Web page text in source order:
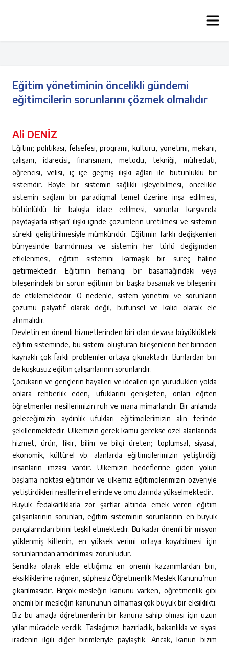
Eğitim yönetiminin öncelikli gündemi
eğitimcilerin sorunlarını çözmek olmalıdır
Ali DENİZ
Eğitim; politikası, felsefesi, programı, kültürü, yönetimi, mekanı,
çalışanı, idarecisi, finansmanı, metodu, tekniği, müfredatı,
öğrencisi, velisi, iç içe geçmiş ilişki ağları ile bütünlüklü bir
sistemdir. Böyle bir sistemin sağlıklı işleyebilmesi, öncelikle
sistemin sağlam bir paradigmal temel üzerine inşa edilmesi,
bütünlüklü bir bakışla idare edilmesi, sorunlar karşısında
paydaşlarla istişarî ilişki içinde çözümlerin üretilmesi ve sistemin
sürekli gelişitirilmesiyle mümkündür. Eğitimin farklı değişkenleri
bünyesinde barındırması ve sistemin her türlü değişimden
etkilenmesi, eğitim sistemini karmaşık bir süreç hâline
getirmektedir. Eğitimin herhangi bir basamağındaki veya
bileşenindeki bir sorun eğitimin bir başka basamak ve bileşenini
de etkilemektedir. O nedenle, sistem yönetimi ve sorunların
çözümü palyatif olarak değil, bütünsel ve kalıcı olarak ele
alınmalıdır.
Devletin en önemli hizmetlerinden biri olan devasa büyüklükteki
eğitim sisteminde, bu sistemi oluşturan bileşenlerin her birinden
kaynaklı çok farklı problemler ortaya çıkmaktadır. Bunlardan biri
de kuşkusuz eğitim çalışanlarının sorunlarıdır.
Çocukarın ve gençlerin hayalleri ve idealleri için yürüdükleri yolda
onlara rehberlik eden, ufuklarını genişleten, onları eğiten
öğretmenler nesillerimizin ruh ve mana mimarlarıdır. Bir anlamda
geleceğimizin aydınlık ufukları eğitimcilerimizin alın terinde
şekillenmektedir. Ülkemizin gerek kamu gerekse özel alanlarında
hizmet, ürün, fikir, bilim ve bilgi üreten; toplumsal, siyasal,
ekonomik, kültürel vb. alanlarda eğitimcilerimizin yetiştirdiği
insanların imzası vardır. Ülkemizin hedeflerine giden yolun
başlama noktası eğitimdir ve ülkemiz eğitimcilerimizin özveriyle
yetiştirdikleri nesillerin ellerinde ve omuzlarında yükselmektedir.
Büyük fedakârlıklarla zor şartlar altında emek veren eğitim
çalışanlarının sorunları, eğitim sisteminin sorunlarının en büyük
parçalarından birini teşkil etmektedir. Bu kadar önemli bir misyon
yüklenmiş kitlenin, en yüksek verimi ortaya koyabilmesi için
sorunlarından arındırılması zorunludur.
Sendika olarak elde ettiğimiz en önemli kazanımlardan biri,
eksikliklerine rağmen, şüphesiz Öğretmenlik Meslek Kanunu’nun
çıkarılmasıdır. Birçok mesleğin kanunu varken, öğretmenlik gibi
önemli bir mesleğin kanununun olmaması çok büyük bir eksiklikti.
Biz bu amaçla öğretmenlerin bir kanuna sahip olması için uzun
yıllar mücadele verdik. Taslağımızı hazırladık, bakanlıkla ve siyasi
iradenin ilgili diğer birimleriyle paylaştık. Ancak, kanun bizim